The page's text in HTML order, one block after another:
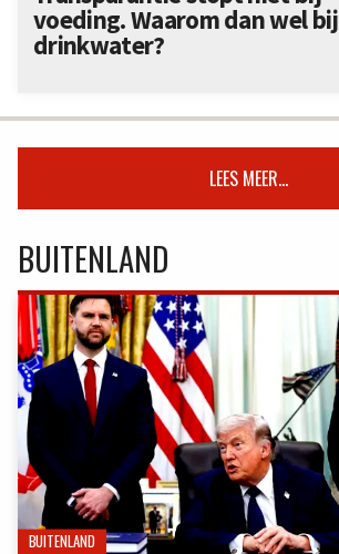
voeding. Waarom dan wel bij
drinkwater?
LEES MEER...
BUITENLAND
BUITENLAND